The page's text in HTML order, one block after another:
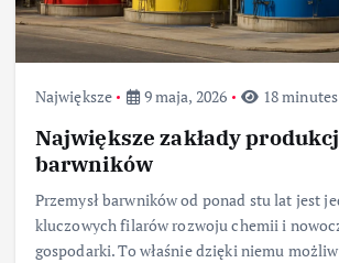
Największe 9 maja, 2026 18
Największe zakłady
barwników
Przemysł barwników od ponad stu lat jest
kluczowych filarów rozwoju chemii i
gospodarki. To właśnie dzięki niemu